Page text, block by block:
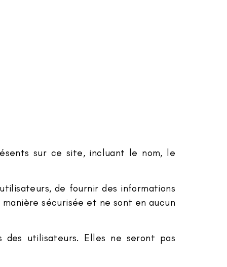
sur ce site, incluant le nom, le
de fournir des informations
sécurisée et ne sont en aucun
des utilisateurs. Elles ne seront pas